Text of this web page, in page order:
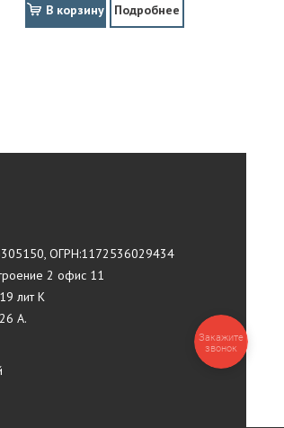
В корзину Подробнее
ОГРН:1172536029434
2 офис 11
лит К
А.
Закажите
звонок